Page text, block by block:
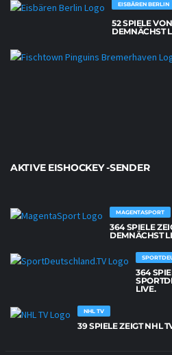
EISBÄREN BERLIN
52 SPIELE
DEMNÄCHST
AKTIVE EISHOCKEY -SENDER
MAGENTASPORT
364 SPIELE
DEMNÄCHST
364
LIVE.
NHL TV
39 SPIELE ZEIGT NHL